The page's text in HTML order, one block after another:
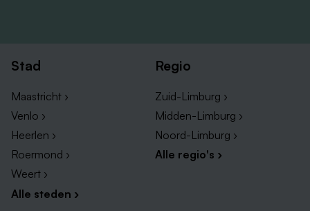
Stad
Maastricht ›
Venlo ›
Heerlen ›
Roermond ›
Weert ›
Alle steden ›
Regio
Zuid-Limburg ›
Midden-Limburg ›
Noord-Limburg ›
Alle regio's ›